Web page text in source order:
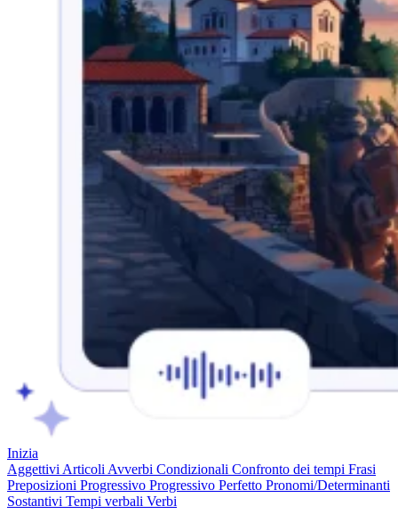
Inizia
Aggettivi Articoli Avverbi Condizionali Confronto dei tempi Frasi
Preposizioni Progressivo Progressivo Perfetto Pronomi/Determinanti
Sostantivi Tempi verbali Verbi